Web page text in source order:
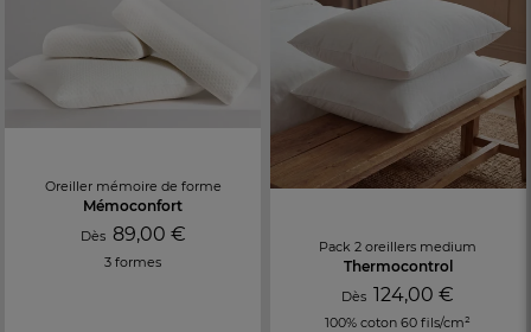
Oreiller mémoire de forme
Mémoconfort
Dès 89,00 €
3 formes
Pack 2 oreillers medium
Thermocontrol
Dès 124,00 €
100% coton 60 fils/cm²